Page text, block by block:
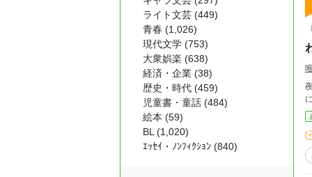
ライト文芸 (449)
青春 (1,026)
現代文学 (753)
大衆娯楽 (638)
経済・企業 (38)
歴史・時代 (459)
児童書・童話 (484)
絵本 (59)
BL (1,020)
ｴｯｾｲ・ﾉﾝﾌｨｸｼｮﾝ (840)